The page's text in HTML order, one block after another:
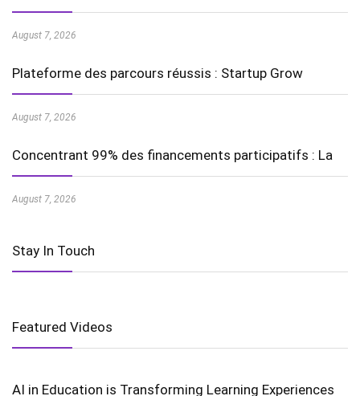
August 7, 2026
Plateforme des parcours réussis : Startup Grow
August 7, 2026
Concentrant 99% des financements participatifs : La
August 7, 2026
Stay In Touch
Featured Videos
AI in Education is Transforming Learning Experiences